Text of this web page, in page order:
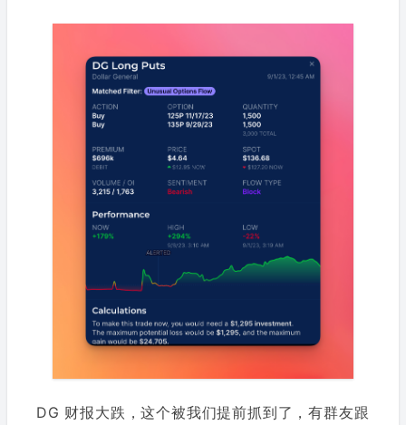
DG 财报大跌，这个被我们提前抓到了，有群友跟